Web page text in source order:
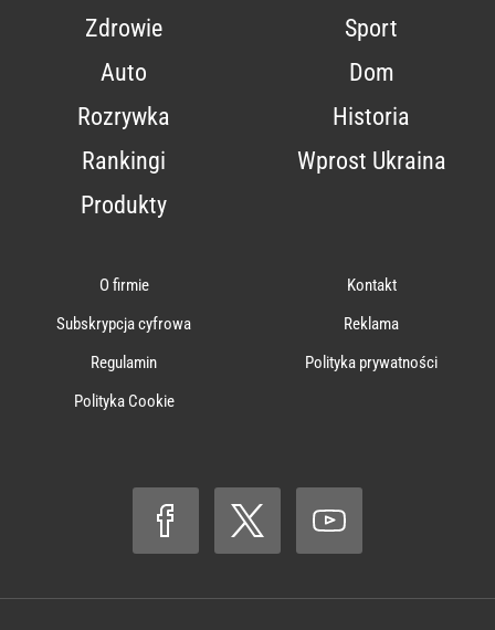
Zdrowie
Sport
Auto
Dom
Rozrywka
Historia
Rankingi
Wprost Ukraina
Produkty
O firmie
Kontakt
Subskrypcja cyfrowa
Reklama
Regulamin
Polityka prywatności
Polityka Cookie